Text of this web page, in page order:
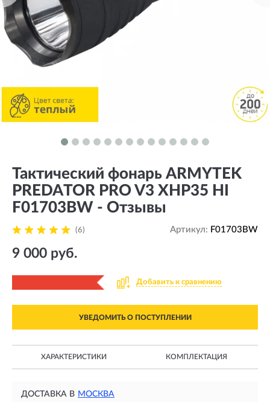
Тактический фонарь ARMYTEK
PREDATOR PRO V3 XHP35 HI
F01703BW - Отзывы
(6) Артикул: F01703BW
9 000 руб.
Добавить к сравнению
УВЕДОМИТЬ О ПОСТУПЛЕНИИ
ХАРАКТЕРИСТИКИ КОМПЛЕКТАЦИЯ
ДОСТАВКА В МОСКВА